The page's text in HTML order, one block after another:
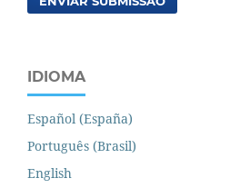
IDIOMA
Español (España)
Português (Brasil)
English